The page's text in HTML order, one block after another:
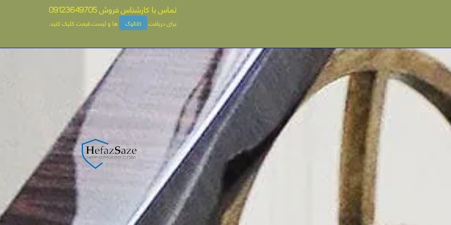
تماس با کارشناس فروش09123649705
برای دریافت کاتالوگ ها و لیست قیمت کلیک کنید.